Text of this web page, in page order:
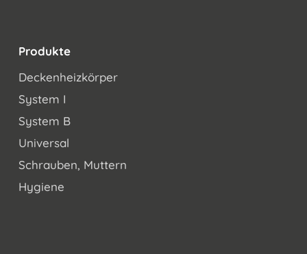
Produkte
Deckenheizkörper
System I
System B
Universal
Schrauben, Muttern
Hygiene